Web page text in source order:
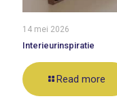
14 mei 2026
Interieurinspiratie
Read more